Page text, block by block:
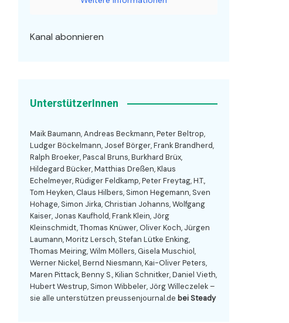
Kanal abonnieren
UnterstützerInnen
Maik Baumann, Andreas Beckmann, Peter Beltrop,
Ludger Böckelmann, Josef Börger, Frank Brandherd,
Ralph Broeker, Pascal Bruns, Burkhard Brüx,
Hildegard Bücker, Matthias Dreßen, Klaus
Echelmeyer, Rüdiger Feldkamp, Peter Freytag, H.T.,
Tom Heyken, Claus Hilbers, Simon Hegemann, Sven
Hohage, Simon Jirka, Christian Johanns, Wolfgang
Kaiser, Jonas Kaufhold, Frank Klein, Jörg
Kleinschmidt, Thomas Knüwer, Oliver Koch, Jürgen
Laumann, Moritz Lersch, Stefan Lütke Enking,
Thomas Meiring, Wilm Möllers, Gisela Muschiol,
Werner Nickel, Bernd Niesmann, Kai-Oliver Peters,
Maren Pittack, Benny S., Kilian Schnitker, Daniel Vieth,
Hubert Westrup, Simon Wibbeler, Jörg Willeczelek –
sie alle unterstützen preussenjournal.de bei Steady